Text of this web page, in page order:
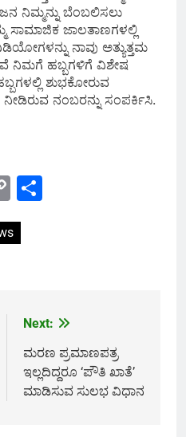
ನಿಮ್ಮನ್ನು ಬೆಂಬಲಿಸಲು
ಸಾಮಾಜಿಕ ಜಾಲತಾಣಗಳಲ್ಲಿ
ನಾವು ಅತ್ಯುತ್ತಮ
ನಿಮಗೆ ಹಬ್ಬಗಳಿಗೆ ವಿಶೇಷ
ಶುಭಕೋರುವ
ನಂಬರನ್ನು ಸಂಪರ್ಕಿಸಿ.
Copy
Link
Next:
ಮರಣ ಪ್ರಮಾಣಪತ್ರ
ಇಲ್ಲದಿದ್ದರೂ ‘ಪೌತಿ ಖಾತೆ’
ಮಾಡಿಸುವ ಸುಲಭ ವಿಧಾನ